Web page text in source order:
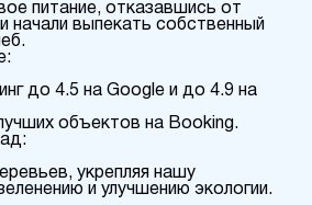
питание, отказавшись от
начали выпекать собственный
до 4.5 на Google и до 4.9 на
объектов на Booking.
укрепляя нашу
и улучшению экологии.